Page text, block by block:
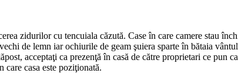
zidurilor cu tencuiala căzută. Case în care camere stau
de lemn iar ochiurile de geam şuiera sparte în bătaia
acceptaţi ca prezenţă în casă de către proprietari ce pun
care casa este poziţionată.